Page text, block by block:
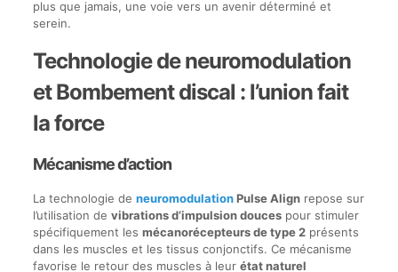
plus que jamais, une voie vers un avenir déterminé et
serein.
Technologie de neuromodulation
et Bombement discal : l’union fait
la force
Mécanisme d’action
La technologie de neuromodulationPulse Alignrepose sur
l’utilisation de vibrations d’impulsion doucespour stimuler
spécifiquement les mécanorécepteurs de type 2présents
dans les muscles et les tissus conjonctifs. Ce mécanisme
favorise le retour des muscles à leur état naturel